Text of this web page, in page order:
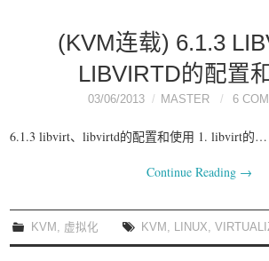
(KVM连载) 6.1.3
LIBVIRTD的配置
03/06/2013 MASTER 6
6.1.3 libvirt、libvirtd的配置和使用 1. libvirt的…
Continue Reading →
KVM 虚拟化 KVM LINUX ,